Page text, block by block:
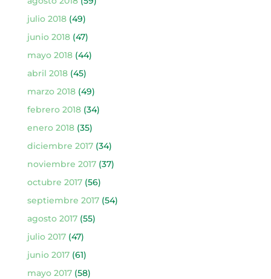
julio 2018(49)
junio 2018(47)
mayo 2018(44)
abril 2018(45)
marzo 2018(49)
febrero 2018(34)
enero 2018(35)
diciembre 2017(34)
noviembre 2017(37)
octubre 2017(56)
septiembre 2017(54)
agosto 2017(55)
julio 2017(47)
junio 2017(61)
mayo 2017(58)